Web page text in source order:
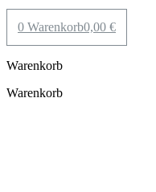
0,00 €
0 Warenkorb
Warenkorb
Warenkorb